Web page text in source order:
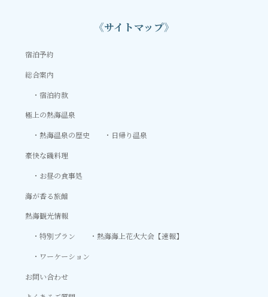
《サイトマップ》
宿泊予約
総合案内
宿泊約款
極上の熱海温泉
熱海温泉の歴史
日帰り温泉
豪快な磯料理
お昼の食事処
海が香る旅館
熱海観光情報
特別プラン
熱海海上花火大会【速報】
ワーケーション
お問い合わせ